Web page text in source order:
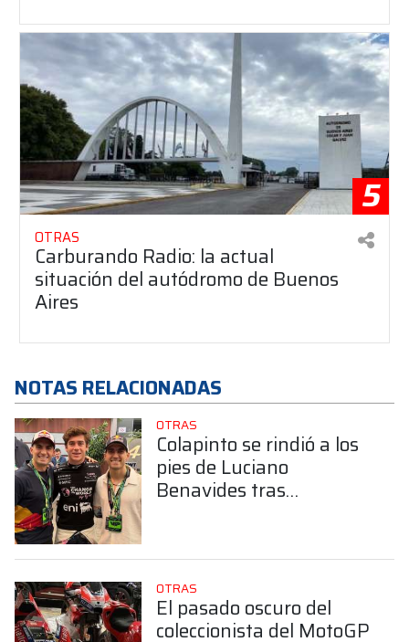
5
OTRAS
Carburando Radio: la actual
situación del autódromo de Buenos
Aires
NOTAS RELACIONADAS
OTRAS
Colapinto se rindió a los
pies de Luciano
Benavides tras
argentina”
OTRAS
El pasado oscuro del
coleccionista del MotoGP